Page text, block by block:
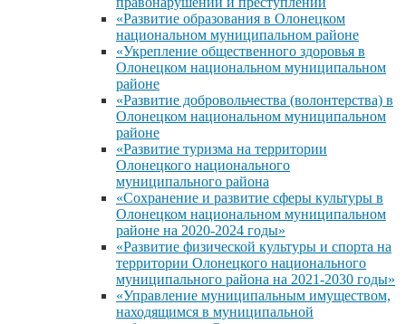
«Развитие образования в Олонецком
национальном муниципальном районе
«Укрепление общественного здоровья в
Олонецком национальном муниципальном
районе
«Развитие добровольчества (волонтерства) в
Олонецком национальном муниципальном
районе
«Развитие туризма на территории
Олонецкого национального
муниципального района
«Сохранение и развитие сферы культуры в
Олонецком национальном муниципальном
районе на 2020-2024 годы»
«Развитие физической культуры и спорта на
территории Олонецкого национального
муниципального района на 2021-2030 годы»
«Управление муниципальным имуществом,
находящимся в муниципальной